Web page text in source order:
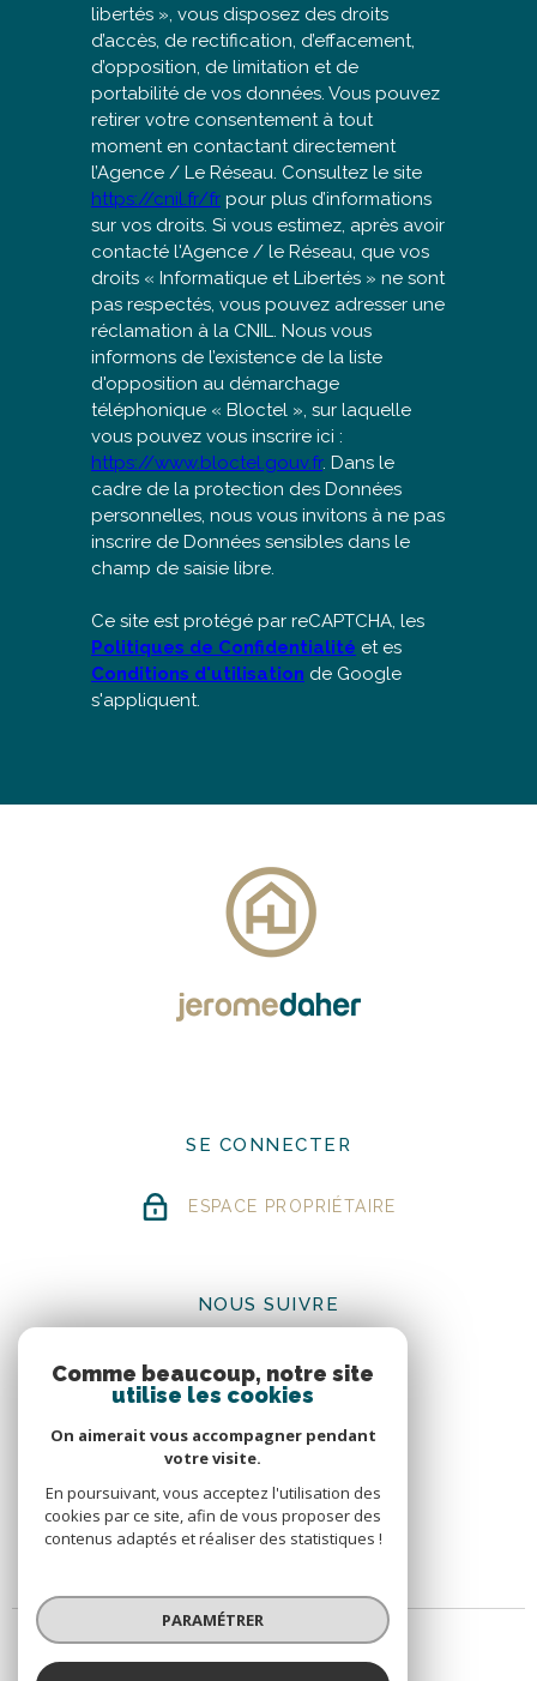
libertés », vous disposez des droits
d’accès, de rectification, d’effacement,
d’opposition, de limitation et de
portabilité de vos données. Vous pouvez
retirer votre consentement à tout
moment en contactant directement
l’Agence / Le Réseau. Consultez le site
https://cnil.fr/fr pour plus d’informations
sur vos droits. Si vous estimez, après avoir
contacté l'Agence / le Réseau, que vos
droits « Informatique et Libertés » ne sont
pas respectés, vous pouvez adresser une
réclamation à la CNIL. Nous vous
informons de l’existence de la liste
d'opposition au démarchage
téléphonique « Bloctel », sur laquelle
vous pouvez vous inscrire ici :
https://www.bloctel.gouv.fr. Dans le
cadre de la protection des Données
personnelles, nous vous invitons à ne pas
inscrire de Données sensibles dans le
champ de saisie libre.
Ce site est protégé par reCAPTCHA, les
Politiques de Confidentialité et es
Conditions d'utilisation de Google
s'appliquent.
SE CONNECTER
ESPACE PROPRIÉTAIRE
NOUS SUIVRE
Comme beaucoup, notre site
utilise les cookies
On aimerait vous accompagner pendant
votre visite.
En poursuivant, vous acceptez l'utilisation des
cookies par ce site, afin de vous proposer des
contenus adaptés et réaliser des statistiques !
PARAMÉTRER